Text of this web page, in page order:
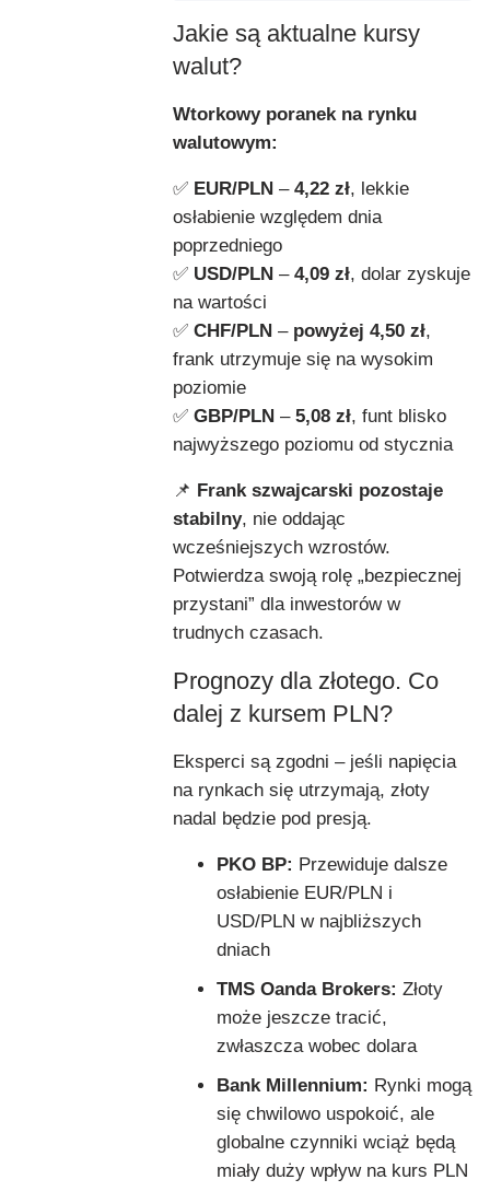
Jakie są aktualne kursy
walut?
Wtorkowy poranek na rynku
walutowym:
✅ EUR/PLN – 4,22 zł, lekkie
osłabienie względem dnia
poprzedniego
✅ USD/PLN – 4,09 zł, dolar zyskuje
na wartości
✅ CHF/PLN – powyżej 4,50 zł,
frank utrzymuje się na wysokim
poziomie
✅ GBP/PLN – 5,08 zł, funt blisko
najwyższego poziomu od stycznia
📌 Frank szwajcarski pozostaje
stabilny, nie oddając
wcześniejszych wzrostów.
Potwierdza swoją rolę „bezpiecznej
przystani” dla inwestorów w
trudnych czasach.
Prognozy dla złotego. Co
dalej z kursem PLN?
Eksperci są zgodni – jeśli napięcia
na rynkach się utrzymają, złoty
nadal będzie pod presją.
PKO BP: Przewiduje dalsze
osłabienie EUR/PLN i
USD/PLN w najbliższych
dniach
TMS Oanda Brokers: Złoty
może jeszcze tracić,
zwłaszcza wobec dolara
Bank Millennium: Rynki mogą
się chwilowo uspokoić, ale
globalne czynniki wciąż będą
miały duży wpływ na kurs PLN